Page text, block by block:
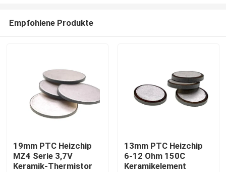
Empfohlene Produkte
19mm PTC Heizchip
MZ4 Serie 3,7V
Keramik-Thermistor
13mm PTC Heizchip
6-12 Ohm 150C
Keramikelement